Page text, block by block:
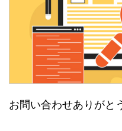
お問い合わせありがと